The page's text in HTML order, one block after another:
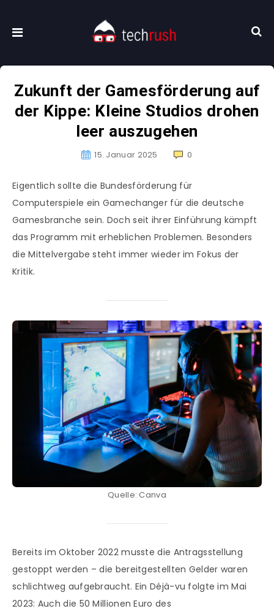
Zukunft der Gamesförderung auf
der Kippe: Kleine Studios drohen
leer auszugehen
15. Januar 2025 0
Eigentlich sollte die Bundesförderung für
Computerspiele ein Gamechanger für die deutsche
Gamesbranche sein. Doch seit ihrer Einführung kämpft
das Programm mit erheblichen Problemen. Besonders
die Mittelvergabe steht immer wieder im Fokus der
Kritik.
Quelle: Canva
Bereits im Oktober 2022 musste die Antragsstellung
gestoppt werden – die bereitgestellten Gelder waren
schlichtweg aufgebraucht. Ein Déjà-vu folgte im Mai
2023: Auch die 50 Millionen Euro des